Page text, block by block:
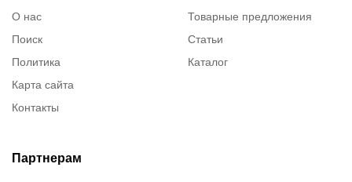
О нас
Поиск
Политика
Карта сайта
Контакты
Товарные предложения
Статьи
Каталог
Партнерам